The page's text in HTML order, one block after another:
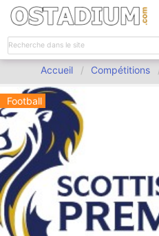
Accueil Compétitions
Football